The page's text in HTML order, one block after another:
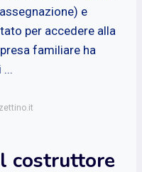
e
per accedere alla
familiare ha
costruttore